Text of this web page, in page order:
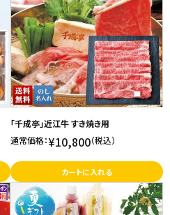
「千成亭」近江牛 すき焼き用
通常価格：¥10,800（税込）
カートに入れる